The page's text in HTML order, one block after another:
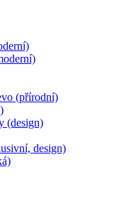
(přírodní)
(design)
design)